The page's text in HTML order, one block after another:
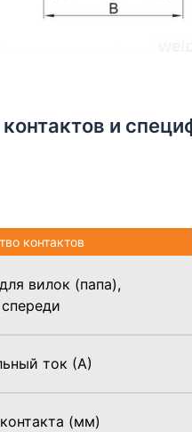
и
контактов
вилок (папа),
ток (А)
(мм)